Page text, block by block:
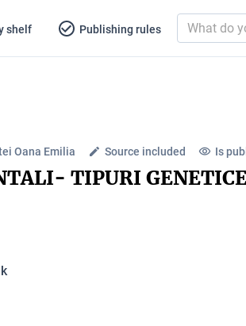
shelf Publishing rules
Oana Emilia Source included Is
TIPURI